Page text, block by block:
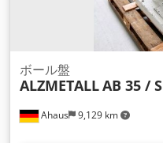
Ahaus 9,129 km
ボール盤
ALZMETALLAB 35 / S